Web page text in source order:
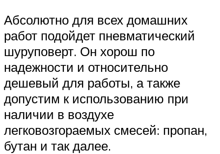
Абсолютно для всех домашних
работ подойдет пневматический
шуруповерт. Он хорош по
надежности и относительно
дешевый для работы, а также
допустим к использованию при
наличии в воздухе
легковозгораемых смесей: пропан,
бутан и так далее.